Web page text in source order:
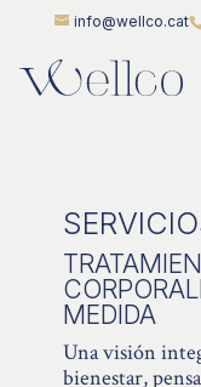
info@wellco.cat
MEDIDA
Una visión
bienestar,